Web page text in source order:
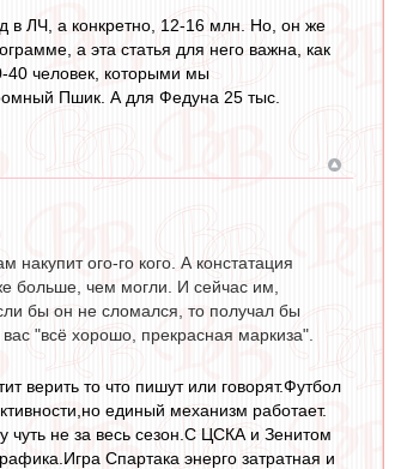
в ЛЧ, а конкретно, 12-16 млн. Но, он же
а эта статья для него важна, как
40 человек, которыми мы
Пшик. А для Федуна 25 тыс.
ого-го кого. А констатация
больше, чем могли. И сейчас им,
бы он не сломался, то получал бы
"всё хорошо, прекрасная маркиза".
верить то что пишут или говорят.Футбол
единый механизм работает.
чуть не за весь сезон.С ЦСКА и Зенитом
Спартака энерго затратная и